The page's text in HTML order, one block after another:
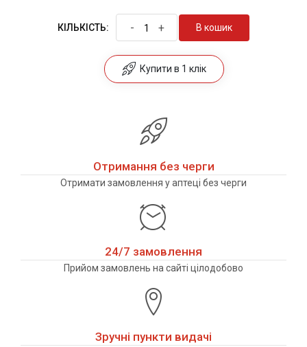
КІЛЬКІСТЬ: - + В кошик
Купити в 1 клік
Отримання без черги
Отримати замовлення у аптеці без черги
24/7 замовлення
Прийом замовлень на сайті цілодобово
Зручні пункти видачі